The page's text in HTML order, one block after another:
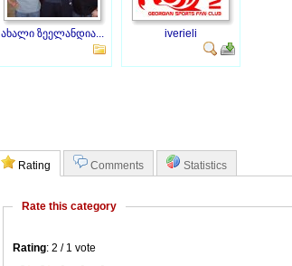
ახალი ზეელანდია... iverieli
Rating Comments Statistics
Rate this category
Rating: 2 / 1 vote